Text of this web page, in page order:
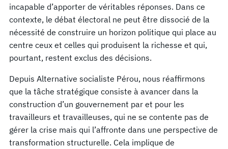
incapable d’apporter de véritables réponses. Dans ce
contexte, le débat électoral ne peut être dissocié de la
nécessité de construire un horizon politique qui place au
centre ceux et celles qui produisent la richesse et qui,
pourtant, restent exclus des décisions.
Depuis Alternative socialiste Pérou, nous réaffirmons
que la tâche stratégique consiste à avancer dans la
construction d’un gouvernement par et pour les
travailleurs et travailleuses, qui ne se contente pas de
gérer la crise mais qui l’affronte dans une perspective de
transformation structurelle. Cela implique de